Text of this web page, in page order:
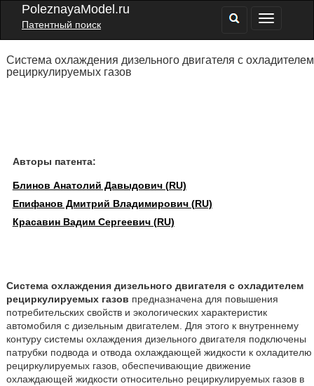
PoleznayaModel.ru
Патентный поиск
Система охлаждения дизельного двигателя с охладителем
рециркулируемых газов
Авторы патента:
Блинов Анатолий Давыдович (RU)
Епифанов Дмитрий Владимирович (RU)
Красавин Вадим Сергеевич (RU)
Система охлаждения дизельного двигателя с охладителем
рециркулируемых газов предназначена для повышения
потребительских свойств и экологических характеристик
автомобиля с дизельным двигателем. Для этого к внутреннему
контуру системы охлаждения дизельного двигателя подключены
патрубки подвода и отвода охлаждающей жидкости к охладителю
рециркулируемых газов, обеспечивающие движение
охлаждающей жидкости относительно рециркулируемых газов в